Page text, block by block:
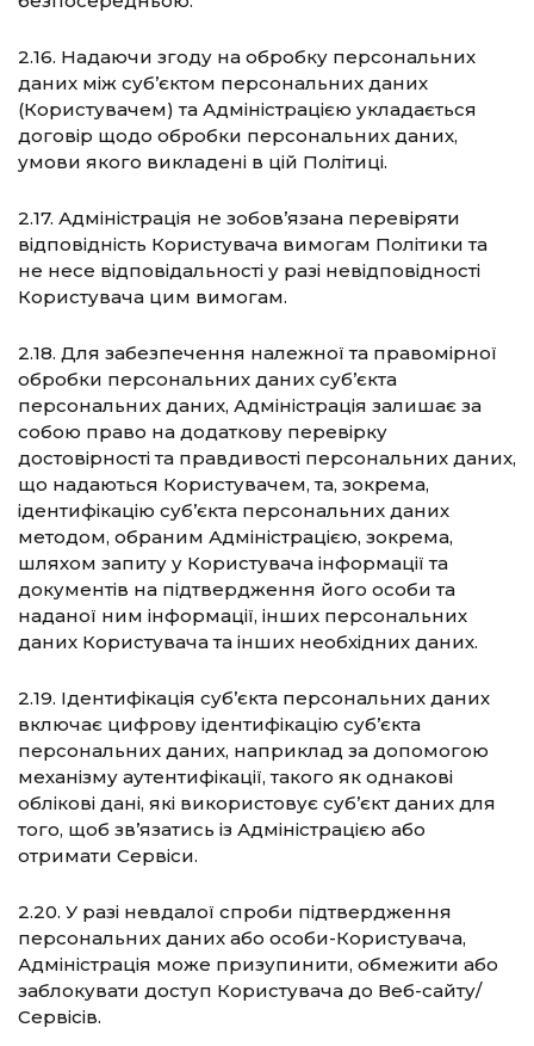
2.16. Надаючи згоду на обробку персональних
даних між суб’єктом персональних даних
(Користувачем) та Адміністрацією укладається
договір щодо обробки персональних даних,
умови якого викладені в цій Політиці.
2.17. Адміністрація не зобов’язана перевіряти
відповідність Користувача вимогам Політики та
не несе відповідальності у разі невідповідності
Користувача цим вимогам.
2.18. Для забезпечення належної та правомірної
обробки персональних даних суб’єкта
персональних даних, Адміністрація залишає за
собою право на додаткову перевірку
достовірності та правдивості персональних даних,
що надаються Користувачем, та, зокрема,
ідентифікацію суб’єкта персональних даних
методом, обраним Адміністрацією, зокрема,
шляхом запиту у Користувача інформації та
документів на підтвердження його особи та
наданої ним інформації, інших персональних
даних Користувача та інших необхідних даних.
2.19. Ідентифікація суб’єкта персональних даних
включає цифрову ідентифікацію суб’єкта
персональних даних, наприклад за допомогою
механізму аутентифікації, такого як однакові
облікові дані, які використовує суб’єкт даних для
того, щоб зв’язатись із Адміністрацією або
отримати Сервіси.
2.20. У разі невдалої спроби підтвердження
персональних даних або особи-Користувача,
Адміністрація може призупинити, обмежити або
заблокувати доступ Користувача до Веб-сайту/
Сервісів.